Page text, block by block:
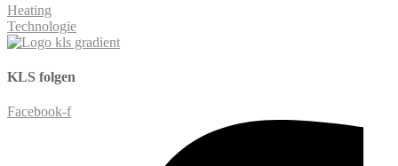
Heating
Technologie
KLS folgen
Facebook-f